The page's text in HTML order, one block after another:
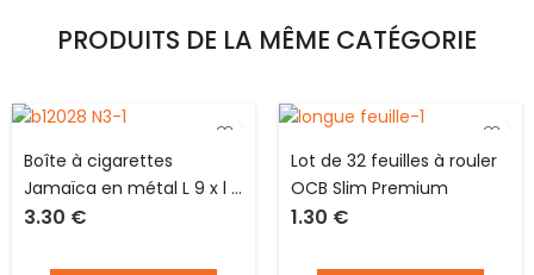
PRODUITS DE LA MÊME CATÉGORIE
Boîte à cigarettes
Jamaïca en métal L 9 x l 8
cm pour 10 cigarettes
3.30 €
Lot de 32 feuilles à rouler
OCB Slim Premium
1.30 €